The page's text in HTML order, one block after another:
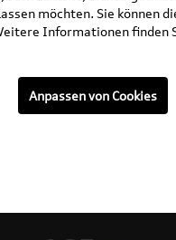
möchten. Sie können
Informationen finden
Anpassen von Cookies